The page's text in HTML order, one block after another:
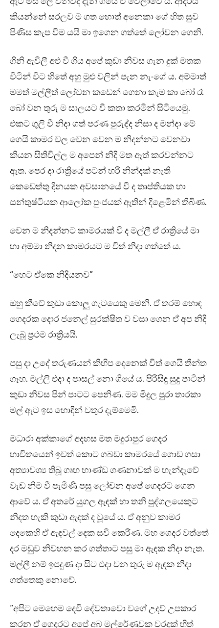
කියන්නේ සරලව ම ගත හොත් අනෙකා ගේ හිත සුව
පිණිස කැප වීම යයි මා ඉගෙන ගත්තේ ලෝචන ගෙනි.
ගිනි ඇවිලී අළු වී ගිය අපේ කුඩා නිවස ගැන දුක් මතක
විටින් විට හිතේ අහු මුළු වලින් පැන නැංගේ ය. අම්මාත්
මමත් මල්ලීත් ලෝචන කඩෙන් ගෙනා කෑම කා බෝ රෑ
බෝ වන තුරු ම සාලයට වී කතා කරමින් සිටියෙමු.
එකට ගුලි වී නිදා ගත් පරණ පුරුද්ද නිසා ද මන්දා මේ
ගෙයි කාමර වල වෙන වෙන ම නිදන්නට වෙනවා
කියන සිතිවිල්ල ම අපෙන් නිදි මත ඈත් කරවන්නට
ඇත. පෙර දා රාත්‍රියේ පටන් හරි නින්දක් නැති
කෙඩෙත්තු දිනයක අවසානයේ වී ද තෘප්තියක හා
සන්තුෂ්ටියක ආලෝක පුංජයක් ඈතින් දිළෙමින් තිබිණ.
වෙන ම නිදන්නට කාමරයක් වී ද මල්ලී ඒ රාත්‍රියේ මා
හා අම්මා නිදන කාමරයට ම විත් නිදා ගත්තේ ය.
“හෙට ඒකෙ නිදියනව”
ඔහු කීවේ කුඩා කොලු ගැටයෙකු මෙනි. ඒ තරම් හොඳ
ගෙදරක දොර ජනෙල් සුරක්ෂිත ව වසා ගෙන ඒ අප නිදි
ලැබූ ප්‍රථම රාත්‍රියයි.
පසු දා උදේ තරුණයන් කිහිප දෙනෙක් විත් ගෙයි තීන්ත
ගෑහ. මල්ලි එදා ද පාසල් නො ගියේ ය. පිරිසිඳු සුදු පාටින්
කුඩා නිවස පින් පාටට පෙනිණ. මම මිදුල පුරා තාරකා
මල් ඇට ඉස හොඳින් වතුර දැම්මෙමි.
මධාරා අක්කාගේ අදහස මත මදුරාපුර ගෙදර
භාවිතයෙන් ඉවත් කොට ගබඩා කාමරයේ ගොඩ ගසා
අත්‍යාවශ්‍ය තිබූ ගෘහ භාණ්ඩ ගණනාවක් ම හැන්දෑවේ
වැඩ නිම වී පැමිණි පසු ලෝචන අපේ ගෙදරට ගෙන
ආවේ ය. ඒ අතරේ යුගල ඇඳක් හා තනි පුද්ගලයෙකුට
නිදත හැකි කුඩා ඇඳක් ද වූයේ ය. ඒ අනුව කාමර
දෙකෙහි ඒ ඇඳවල් දෙක සවි කෙරිණ. මහ ගෙදර වත්තේ
දර මඩුව නිවහන කර ගත්තාට පසු මා ඇඳක නිදා නැත.
මල්ලී නම් ඉපදුණ දා සිට එදා වන තුරු ම ඇඳක නිදා
ගත්තෙකු නොවේ.
“අපිට මෙහෙම දෙවි දේවතාවො වගේ උදව් උපකාර
කරන ඒ ගෙදරට අපේ අබ මල්රේණුවක වරදක් හිත්